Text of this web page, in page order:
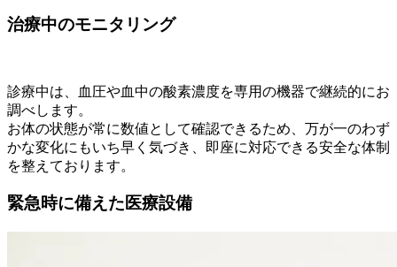
治療中のモニタリング
診療中は、血圧や血中の酸素濃度を専用の機器で継続的にお
調べします。
お体の状態が常に数値として確認できるため、万が一のわず
かな変化にもいち早く気づき、即座に対応できる安全な体制
を整えております。
緊急時に備えた医療設備